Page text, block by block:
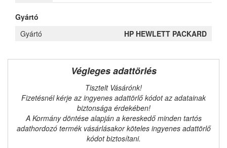
Gyártó
Gyártó
HP HEWLETT PACKARD
Végleges adattörlés
Tisztelt Vásárónk!
Fizetésnél kérje az ingyenes adattörlő kódot az adatainak
biztonsága érdekében!
A Kormány döntése alapján a kereskedő minden tartós
adathordozó termék vásárlásakor köteles ingyenes adattörlő
kódot biztosítani.